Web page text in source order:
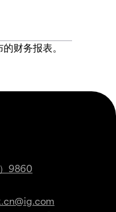
财务报表。
9860